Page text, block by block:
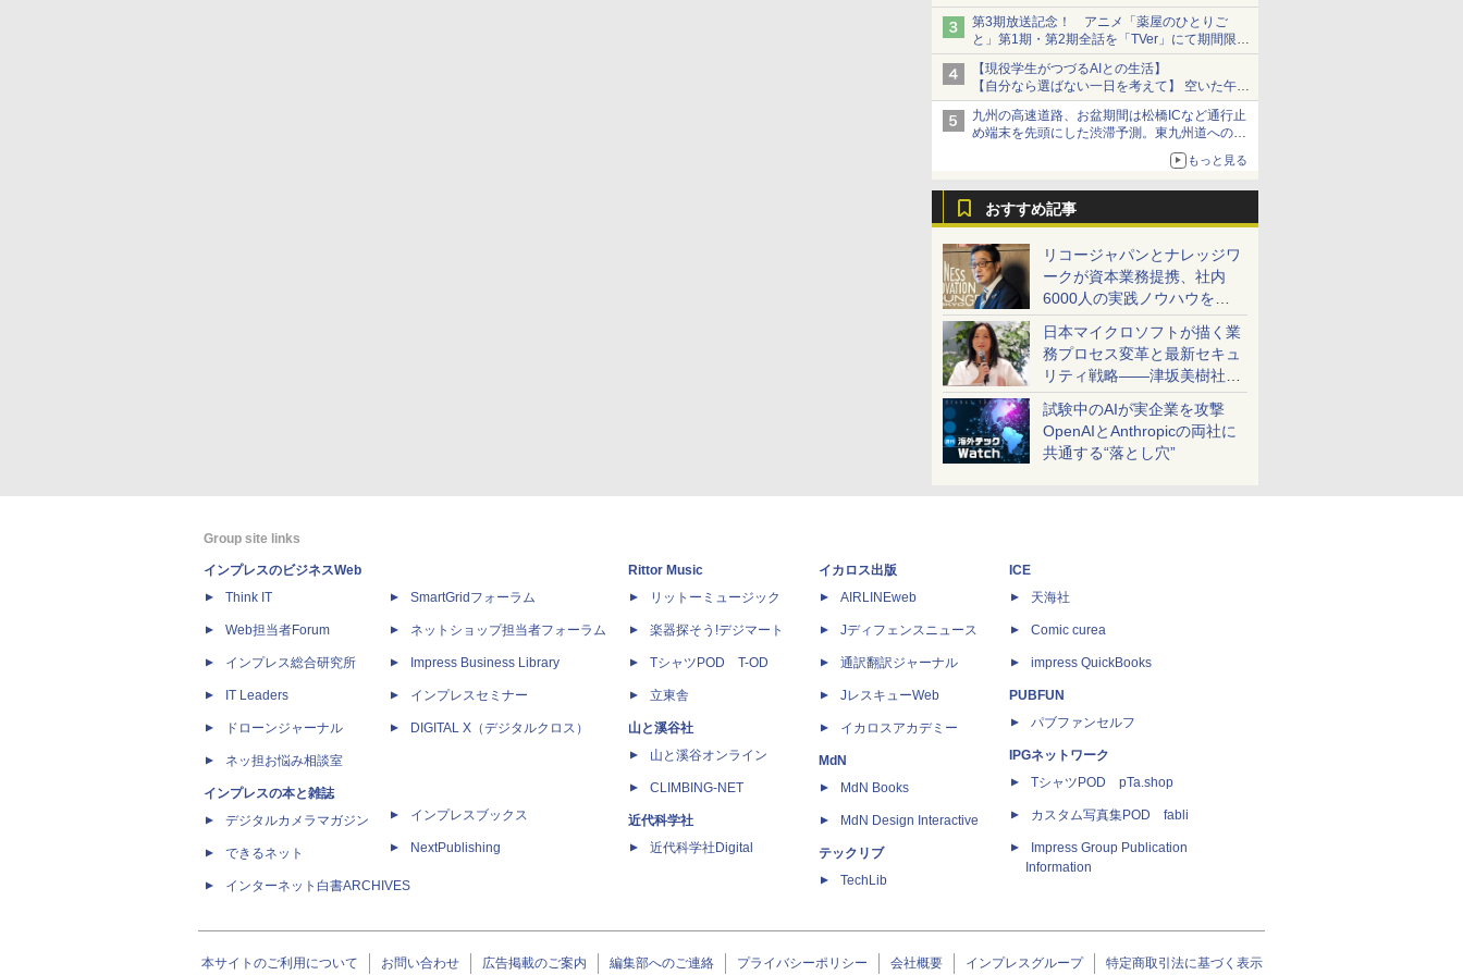
第3期放送記念！ アニメ「薬屋のひとりご
と」第1期・第2期全話を「TVer」にて期間限定
で順次無料配信開始
【現役学生がつづるAIとの生活】
【自分なら選ばない一日を考えて】 空いた午後
をチャッピーに捧げたら、思わぬ絶景に出会っ
た話
九州の高速道路、お盆期間は松橋ICなど通行止
め端末を先頭にした渋滞予測。東九州道への迂
もっと見る
おすすめ記事
リコージャパンとナレッジワ
ークが資本業務提携、社内
6000人の実践ノウハウを生
かした「AI商談記録 for
RICOH」を展開へ
日本マイクロソフトが描く業
務プロセス変革と最新セキュ
リティ戦略――津坂美樹社長
が2027年度戦略を説明
試験中のAIが実企業を攻撃
OpenAIとAnthropicの両社に
共通する“落とし穴”
Group site links
インプレスのビジネスWeb
Think IT
Web担当者Forum
インプレス総合研究所
IT Leaders
ドローンジャーナル
ネッ担お悩み相談室
インプレスの本と雑誌
デジタルカメラマガジン
できるネット
インターネット白書ARCHIVES
SmartGridフォーラム
ネットショップ担当者フォーラム
Impress Business Library
インプレスセミナー
DIGITAL X（デジタルクロス）
インプレスブックス
NextPublishing
Rittor Music
リットーミュージック
楽器探そう!デジマート
TシャツPOD T-OD
立東舎
山と溪谷社
山と溪谷オンライン
CLIMBING-NET
近代科学社
近代科学社Digital
イカロス出版
AIRLINEweb
Jディフェンスニュース
通訳翻訳ジャーナル
JレスキューWeb
イカロスアカデミー
MdN
MdN Books
MdN Design Interactive
テックリブ
TechLib
ICE
天海社
Comic curea
impress QuickBooks
PUBFUN
パブファンセルフ
IPGネットワーク
TシャツPOD pTa.shop
カスタム写真集POD fabli
Impress Group Publication
Information
本サイトのご利用について お問い合わせ 広告掲載のご案内 編集部へのご連絡 プライバシーポリシー 会社概要 インプレスグループ 特定商取引法に基づく表示